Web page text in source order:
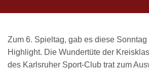
Zum 6. Spieltag, gab es diese
Highlight. Die Wundertüte der
des Karlsruher Sport-Club trat zum